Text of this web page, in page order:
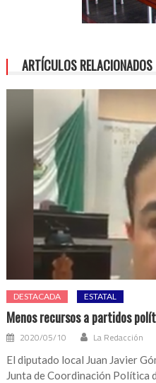
ARTÍCULOS RELACIONADOS
DESTACADA ESTATAL
Menos recursos a partidos
2020/05/10 La Redacción
El diputado local Juan Javier
Junta de Coordinación Política